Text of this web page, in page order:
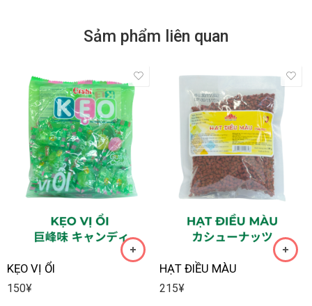
Sảm phẩm liên quan
KẸO VỊ ỔI
150¥
HẠT ĐIỀU MÀU
215¥